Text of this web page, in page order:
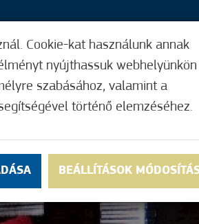
FUNKCIÓK
Cookie-kat használunk annak
nyújthassuk
szabásához, valamint a
történő elemzéséhez.
BEÁLLÍTÁSOK